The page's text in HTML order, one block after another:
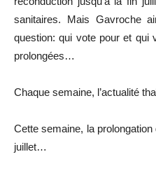
sanitaires. Mais Gavroche
question: qui vote pour et qui
prolongées…
Chaque semaine, l’actualité
Cette semaine, la prolongation
juillet…